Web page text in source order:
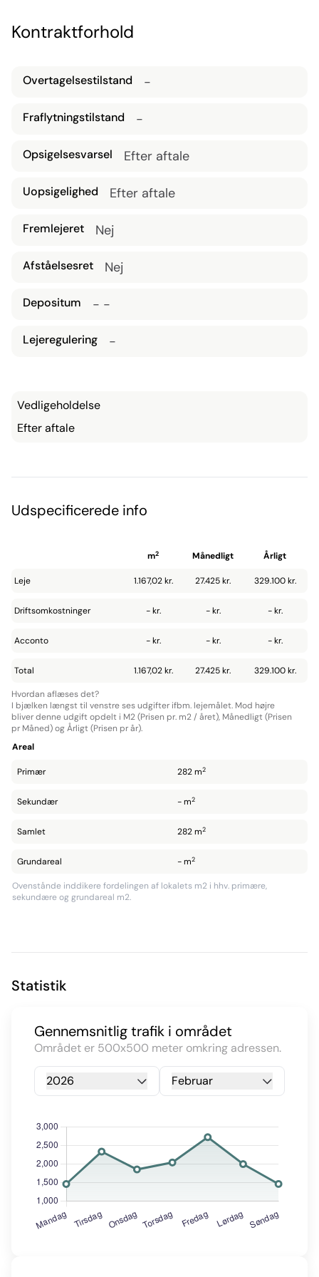
Udendørsareal
Badefaciliteter
Storrumskontor
Kontraktforhold
Overtagelsestilstand -
Fraflytningstilstand -
Opsigelsesvarsel Efter aftale
Uopsigelighed Efter aftale
Fremlejeret Nej
Afståelsesret Nej
Depositum - -
Lejeregulering -
Vedligeholdelse
Efter aftale
Udspecificerede info
m2 Månedligt Årligt
Leje 1.167,02 kr. 27.425 kr. 329.100 kr.
Driftsomkostninger - kr. - kr. - kr.
Acconto - kr. - kr. - kr.
Total 1.167,02 kr. 27.425 kr. 329.100 kr.
Hvordan aflæses det?
I bjælken længst til venstre ses udgifter ifbm. lejemålet. Mod højre
bliver denne udgift opdelt i M2 (Prisen pr. m2 / året), Månedligt (Prisen
pr Måned) og Årligt (Prisen pr år).
Areal
Primær 282 m2
Sekundær - m2
Samlet 282 m2
Grundareal - m2
Ovenstånde inddikere fordelingen af lokalets m2 i hhv. primære,
sekundære og grundareal m2.
Statistik
Gennemsnitlig trafik i området
Området er 500x500 meter omkring adressen.
2026 Februar